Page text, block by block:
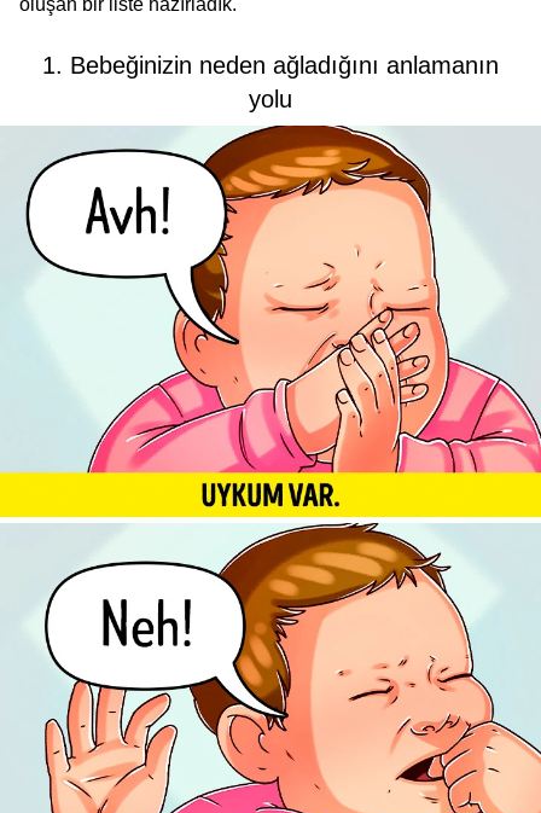
oluşan bir liste hazırladık.
1. Bebeğinizin neden ağladığını anlamanın
yolu